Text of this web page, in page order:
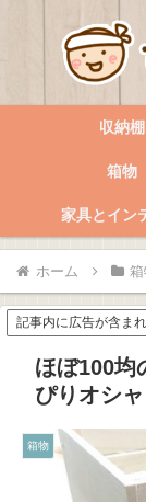
収納棚
箱物
家具とイン
ホーム
記事内に広告が含まれ
ほぼ100均
ぴりオシャ
箱物